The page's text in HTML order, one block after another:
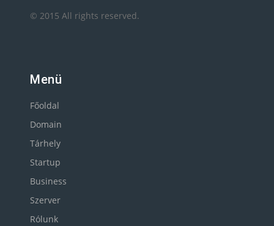
© 2015 All rights reserved.
Menü
Főoldal
Domain
Tárhely
Startup
Business
Szerver
Rólunk